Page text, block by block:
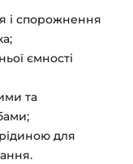
і спорожнення
ємності
та
для